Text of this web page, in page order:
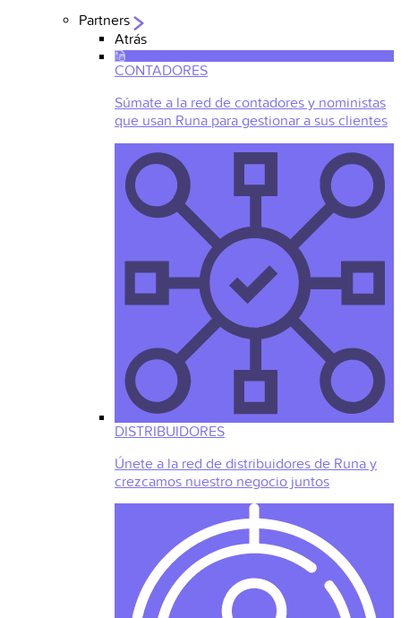
Partners
Atrás
CONTADORES
Súmate a la red de contadores y noministas
que usan Runa para gestionar a sus clientes
DISTRIBUIDORES
Únete a la red de distribuidores de Runa y
crezcamos nuestro negocio juntos